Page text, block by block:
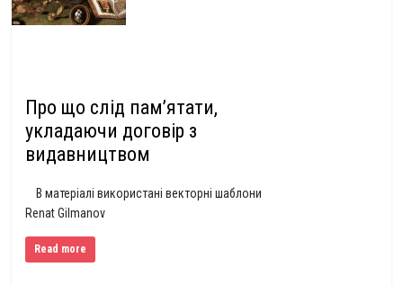
Про що слід пам’ятати,
укладаючи договір з
видавництвом
В матеріалі використані векторні шаблони
Renat Gilmanov
Read more